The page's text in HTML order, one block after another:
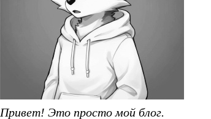
Привет! Это просто мой блог.